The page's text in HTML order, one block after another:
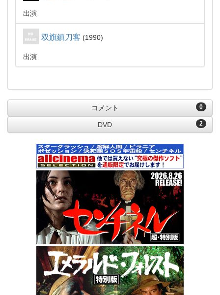
出演
双旗鎮刀客 1990
出演
0
コメント
2
DVD